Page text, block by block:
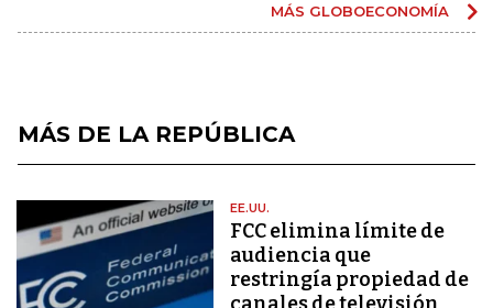
MÁS GLOBOECONOMÍA
MÁS DE LA REPÚBLICA
EE.UU.
FCC elimina límite de
audiencia que
restringía propiedad de